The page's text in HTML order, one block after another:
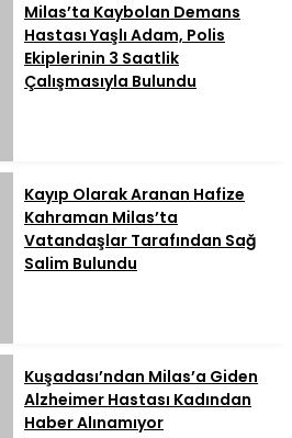
Milas’ta Kaybolan Demans
Hastası Yaşlı Adam, Polis
Ekiplerinin 3 Saatlik
Çalışmasıyla Bulundu
Kayıp Olarak Aranan Hafize
Kahraman Milas’ta
Vatandaşlar Tarafından Sağ
Salim Bulundu
Kuşadası’ndan Milas’a Giden
Alzheimer Hastası Kadından
Haber Alınamıyor